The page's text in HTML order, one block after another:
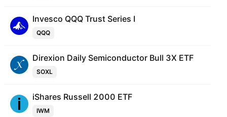
Invesco QQQ Trust Series I
QQQ
Direxion Daily Semiconductor Bull 3X ETF
SOXL
iShares Russell 2000 ETF
IWM